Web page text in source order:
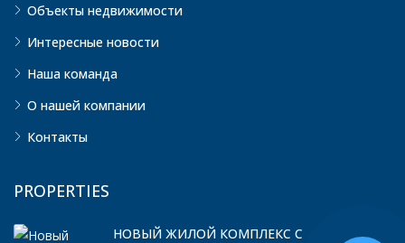
Объекты недвижимости
Интересные новости
Наша команда
О нашей компании
Контакты
PROPERTIES
НОВЫЙ ЖИЛОЙ КОМПЛЕКС С